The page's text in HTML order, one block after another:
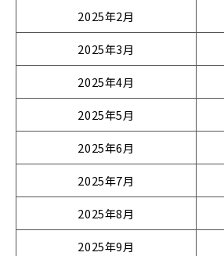
2025年2月
2025年3月
2025年4月
2025年5月
2025年6月
2025年7月
2025年8月
2025年9月